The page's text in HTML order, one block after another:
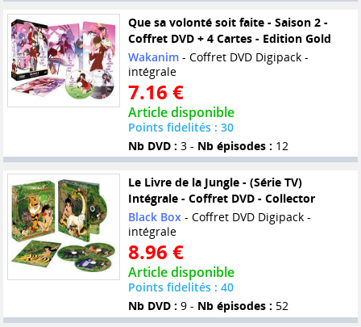
Que sa volonté soit faite - Saison 2 -
Coffret DVD + 4 Cartes - Edition Gold
Wakanim- Coffret DVD Digipack -
intégrale
7.16 €
Article disponible
Points fidelités : 30
Nb DVD : 3 - Nb épisodes : 12
Le Livre de la Jungle - (Série TV)
Intégrale - Coffret DVD - Collector
Black Box- Coffret DVD Digipack -
intégrale
8.96 €
Article disponible
Points fidelités : 40
Nb DVD : 9 - Nb épisodes : 52